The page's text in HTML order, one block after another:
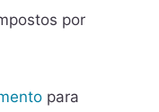
por
para